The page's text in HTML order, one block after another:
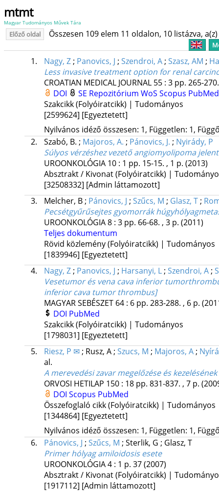
mtmt
Magyar Tudományos Művek Tára
Előző oldal Összesen 109 elem 11 oldalon, 10 listázva,
1. Nagy, Z; Panovics, J ; Szendroi, A; Szasz, AM ;
Less invasive treatment option for renal
CROATIAN MEDICAL JOURNAL 55: 3 pp. 265-
DOI
SE Repozitórium WoS Scopus PubMed
Szakcikk (Folyóiratcikk) | Tudományos
[2599624] [Egyeztetett]
Nyilvános idéző összesen: 1, Független: 1,
2.
Szabó, B. ; Majoros, A. ; Pánovics, J. ; Nyirády, P
Súlyos vérzéshez vezető angiomyolipoma
UROONKOLÓGIA 10: 1 pp. 15-15. , 1 p. (2013)
Absztrakt / Kivonat (Folyóiratcikk) |
[32508332] [Admin láttamozott]
3.
Melcher, B; Pánovics, J ; Szűcs, M ; Glasz, T;
Pecsétgyűrűsejtes gyomorrák
UROONKOLÓGIA8: 3 pp. 66-68. , 3 p. (2011)
Teljes dokumentum
Rövid közlemény (Folyóiratcikk) | Tudományos
[1839946] [Egyeztetett]
4.
Nagy, Z; Panovics, J ; Harsanyi, L; Szendroi, A;
Vesetumor és vena cava inferior
inferior cava tumor thrombus]
MAGYAR SEBÉSZET 64: 6 pp. 283-288. , 6 p.
DOI PubMed
Szakcikk (Folyóiratcikk) | Tudományos
[1798031] [Egyeztetett]
5.
Riesz, P ✉; Rusz, A; Szucs, M ; Majoros, A;
al.
A merevedési zavar megelőzése és
ORVOSI HETILAP 150: 18 pp. 831-837. , 7 p.
DOI Scopus PubMed
Összefoglaló cikk (Folyóiratcikk) | Tudományos
[1344864] [Egyeztetett]
Nyilvános idéző összesen: 1, Független: 1,
6.
Pánovics, J ; Szűcs, M ; Sterlik, G ; Glasz, T
Primer hólyag amiloidosis esete
UROONKOLÓGIA4: 1 p. 37(2007)
Absztrakt / Kivonat (Folyóiratcikk) |
[1917112] [Admin láttamozott]